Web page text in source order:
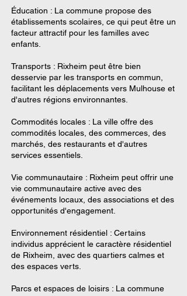
Éducation : La commune propose des
établissements scolaires, ce qui peut être un
facteur attractif pour les familles avec
enfants.
Transports : Rixheim peut être bien
desservie par les transports en commun,
facilitant les déplacements vers Mulhouse et
d'autres régions environnantes.
Commodités locales : La ville offre des
commodités locales, des commerces, des
marchés, des restaurants et d'autres
services essentiels.
Vie communautaire : Rixheim peut offrir une
vie communautaire active avec des
événements locaux, des associations et des
opportunités d'engagement.
Environnement résidentiel : Certains
individus apprécient le caractère résidentiel
de Rixheim, avec des quartiers calmes et
des espaces verts.
Parcs et espaces de loisirs : La commune